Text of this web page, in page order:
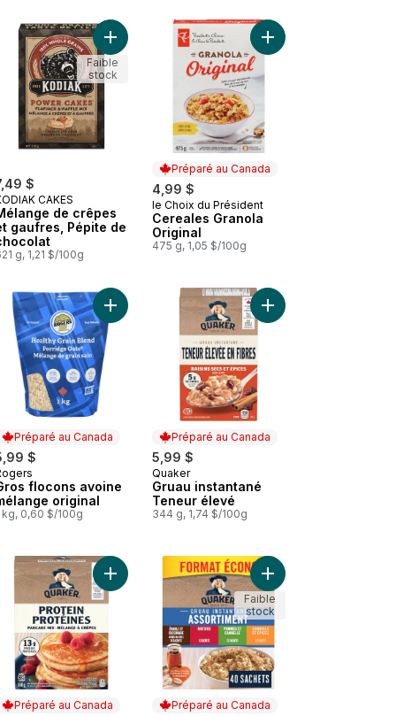
et cannelle au panier Ajouter Mélange à crêpes protéiné au babeurre au panier
$
CAKES
de crêpes
gaufres, Pépite de
g, 1,21 $/100g
Ajouter Mélange de crêpes et gaufres, Pépite
Faible
stock
Préparé au Canada
4,99 $
Préparé au Canada
le Choix du Président
Cereales Granola
Original
475 g, 1,05 $/100g
Ajouter Cereales
Bleu au panier
gruau instantané, Nature, 6 sachets au panier
Préparé au Canada
$
au Canada
flocons avoine
original
kg, 0,60 $/100g
Ajouter Gros flocons avoine mélange original au
Préparé au Canada
5,99 $
Préparé au Canada
Quaker
Gruau instantané
Teneur élevé
344 g, 1,74 $/100g
Ajouter Gruau
panierchaudes et crémeuses Son d’avoine au panier
Préparé au Canada Préparé au Canada
Ajouter Gruau
Faible
stock